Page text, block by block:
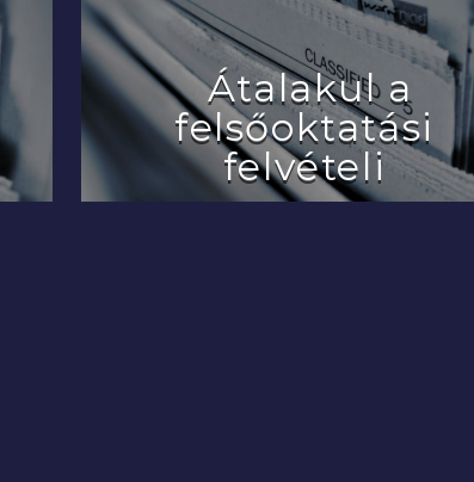
Átalakul a
felsőoktatási
felvételi